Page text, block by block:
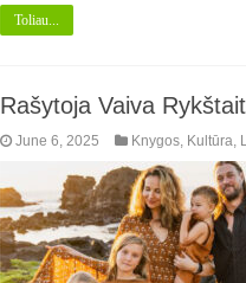
Toliau...
Rašytoja Vaiva
June 6, 2025 Knygos, Kultūra